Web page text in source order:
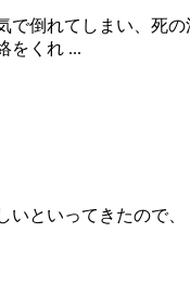
で倒れてしまい、死
をくれ ...
いといってきたので